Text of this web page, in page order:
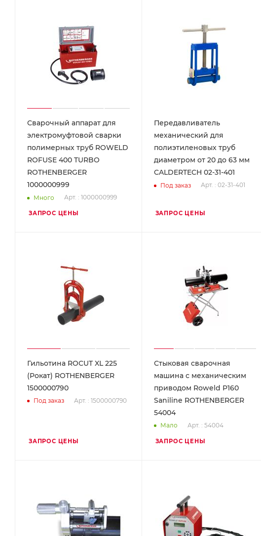
Сварочный аппарат для
электромуфтовой сварки
полимерных труб ROWELD
ROFUSE 400 TURBO
ROTHENBERGER
1000000999
Много Арт. : 1000000999
ЗАПРОС ЦЕНЫ
Передавливатель
механический для
полиэтиленовых труб
диаметром от 20 до 63 мм
CALDERTECH 02-31-401
Под заказ Арт. : 02-31-401
ЗАПРОС ЦЕНЫ
Гильотина ROCUT XL 225
(Рокат) ROTHENBERGER
1500000790
Под заказ Арт. : 1500000790
ЗАПРОС ЦЕНЫ
Стыковая сварочная
машина с механическим
приводом Roweld P160
Saniline ROTHENBERGER
54004
Мало Арт. : 54004
ЗАПРОС ЦЕНЫ